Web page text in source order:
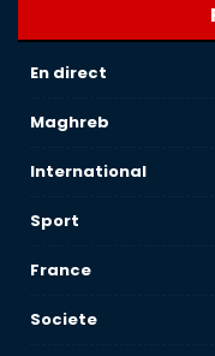
En direct
Maghreb
International
Sport
France
Societe